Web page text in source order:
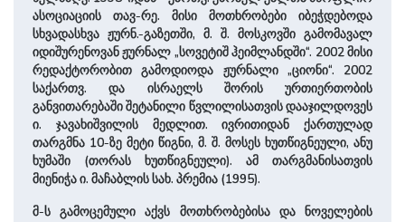
ასოციაციის თავ-რე. მისი მოთხრობები იბეჭდებოდა
სხვადასხვა ჟურნ.-გაზეთში, მ. შ. მოსკოვში გამომავალ
იდიშურენოვან ჟურნალ „სოვეტიშ ჰეიმლანდში“. 2002 მისი
რედაქტორობით გამოდიოდა ჟურნალი „ციონი“. 2002
საქართვ. და ისრაელს შორის ურთიერთობის
განვითარებაში შეტანილი წვლილისათვის დააჯილდოვეს
ი. ჯავახიშვილის მედლით. ივრითიდან ქართულად
თარგმნა 10-ზე მეტი წიგნი, მ. შ. მოსეს ხუთწიგნეული, ანუ
ხუმაში (თორას ხუთწიგნეული). ამ თარგმანისათვის
მიენიჭა ი. მაჩაბლის სახ. პრემია (1995).
მ-ს გამოცემული აქვს მოთხრობებისა და ნოველების